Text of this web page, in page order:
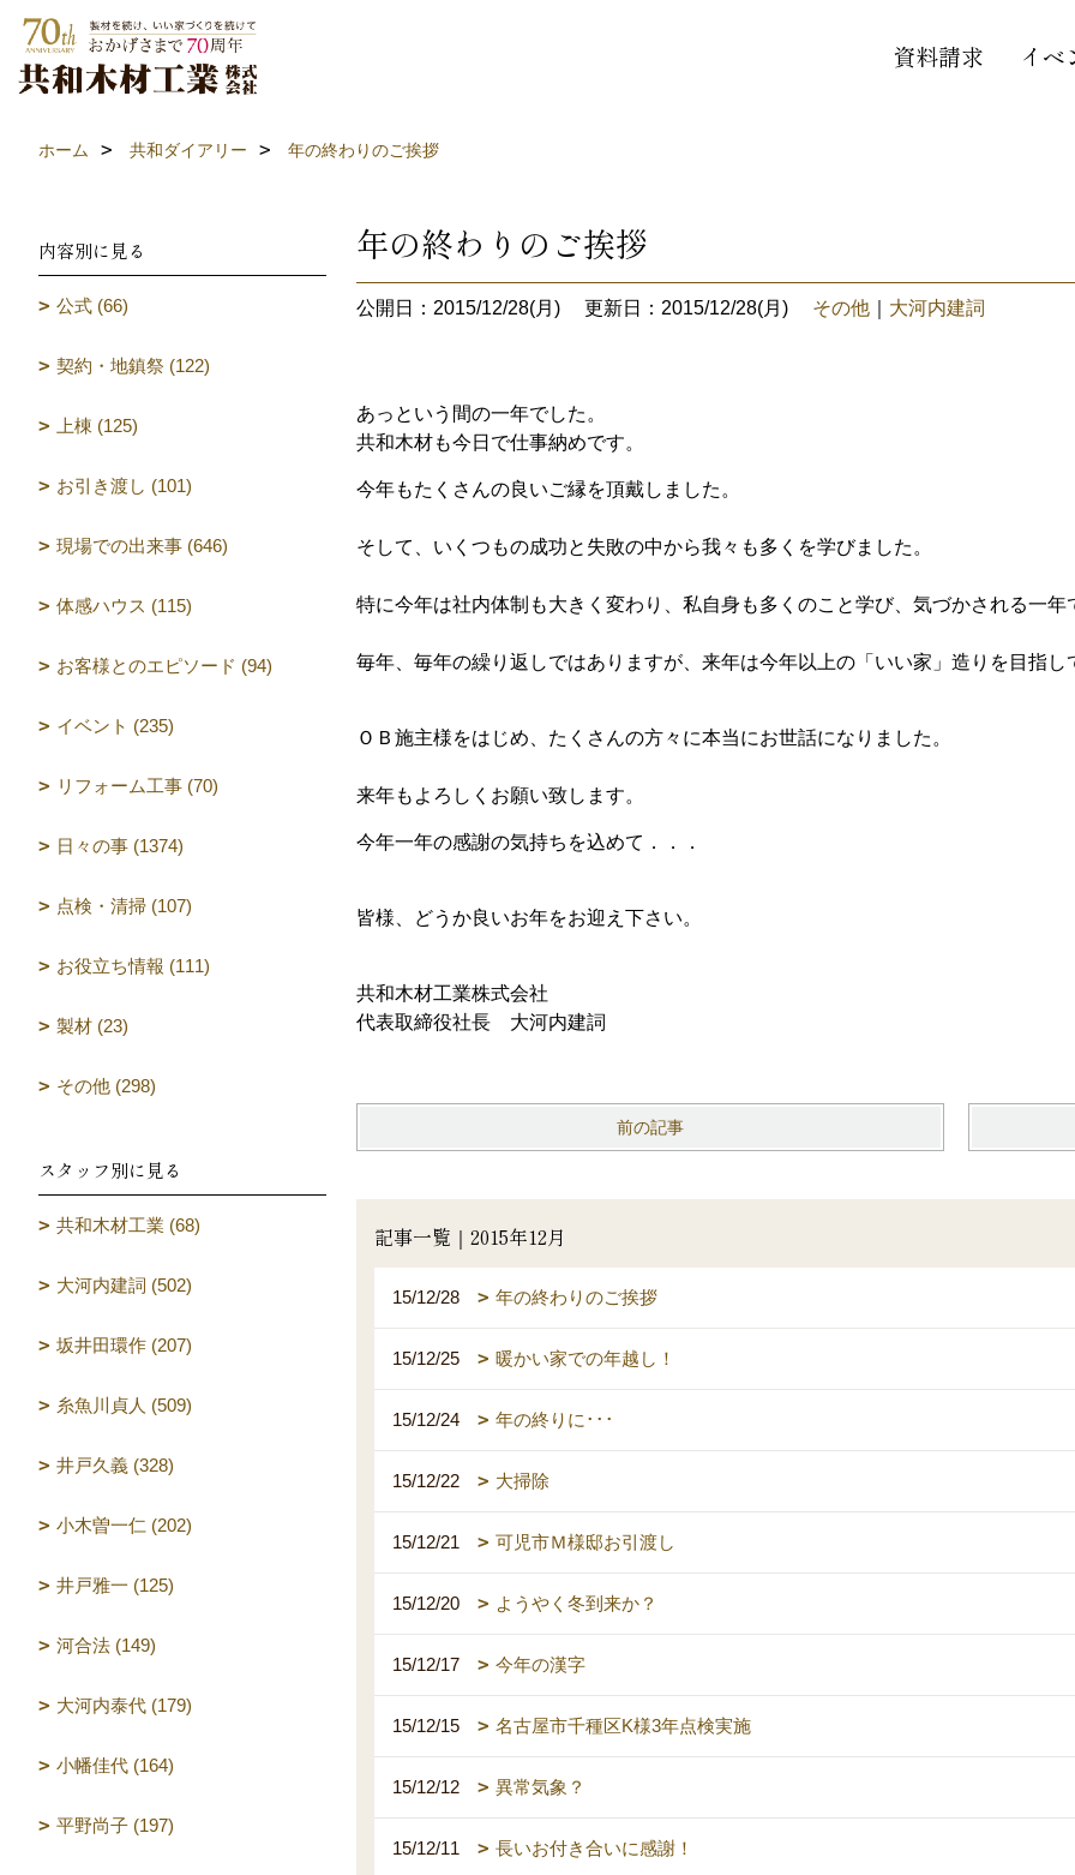
資料請求 イベ
ホーム 共和ダイアリー 年の終わりのご挨拶
年の終わりのご挨拶
公開日：2015/12/28(月) 更新日：2015/12/28(月) その他 大河内建詞
あっという間の一年でした。
共和木材も今日で仕事納めです。
今年もたくさんの良いご縁を頂戴しました。
そして、いくつもの成功と失敗の中から我々も多くを学びました。
特に今年は社内体制も大きく変わり、私自身も多くのこと学び、気づかされる一年
毎年、毎年の繰り返しではありますが、来年は今年以上の「いい家」造りを目指
ＯＢ施主様をはじめ、たくさんの方々に本当にお世話になりました。
来年もよろしくお願い致します。
今年一年の感謝の気持ちを込めて．．．
皆様、どうか良いお年をお迎え下さい。
共和木材工業株式会社
代表取締役社長 大河内建詞
前の記事
記事一覧｜2015年12月
15/12/28 年の終わりのご挨拶
15/12/25 暖かい家での年越し！
15/12/24 年の終りに･･･
15/12/22 大掃除
15/12/21 可児市Ｍ様邸お引渡し
15/12/20 ようやく冬到来か？
15/12/17 今年の漢字
15/12/15 名古屋市千種区K様3年点検実施
15/12/12 異常気象？
15/12/11 長いお付き合いに感謝！
内容別に見る
公式 (66)
契約・地鎮祭 (122)
上棟 (125)
お引き渡し (101)
現場での出来事 (646)
体感ハウス (115)
お客様とのエピソード (94)
イベント (235)
リフォーム工事 (70)
日々の事 (1374)
点検・清掃 (107)
お役立ち情報 (111)
製材 (23)
その他 (298)
スタッフ別に見る
共和木材工業 (68)
大河内建詞 (502)
坂井田環作 (207)
糸魚川貞人 (509)
井戸久義 (328)
小木曽一仁 (202)
井戸雅一 (125)
河合法 (149)
大河内泰代 (179)
小幡佳代 (164)
平野尚子 (197)